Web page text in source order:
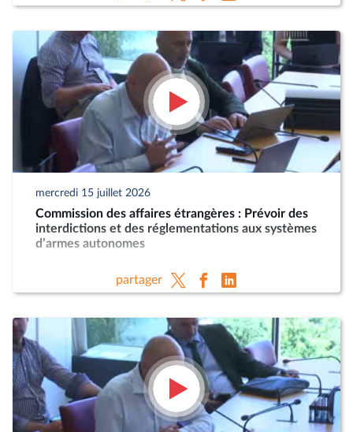
mercredi 15 juillet 2026
Commission des affaires étrangères : Prévoir des
interdictions et des réglementations aux systèmes
d’armes autonomes
partager